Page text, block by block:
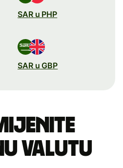
SAR u PHP
SAR u GBP
valutu